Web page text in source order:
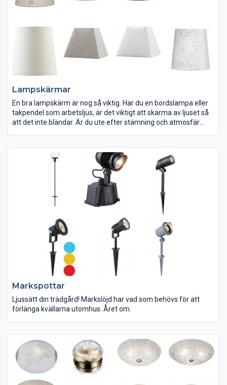
Lampskärmar
En bra lampskärm är nog så viktig. Har du en bordslampa eller
takpendel som arbetsljus, är det viktigt att skärma av ljuset så
att det inte bländar. Är du ute efter stämning och atmosfär
Markspottar
Ljussätt din trädgård! Markslöjd har vad som behövs för att
förlänga kvällarna utomhus. Året om.